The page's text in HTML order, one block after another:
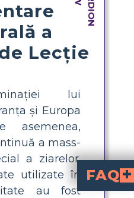
a
Lecție
lui
și Europa
a mass-
a ziarelor.
utilizate în
au fost
FAQ